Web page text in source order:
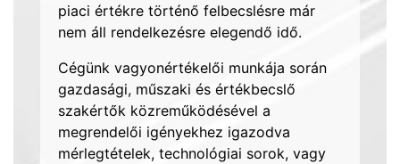
piaci értékre történő felbecslésre már
nem áll rendelkezésre elegendő idő.
Cégünk vagyonértékelői munkája során
gazdasági, műszaki és értékbecslő
szakértők közreműködésével a
megrendelői igényekhez igazodva
mérlegtételek, technológiai sorok, vagy